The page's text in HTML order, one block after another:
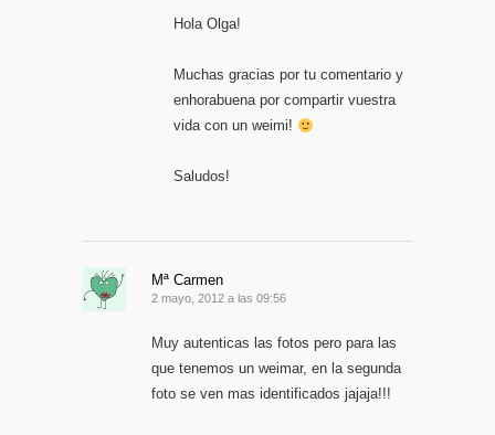
Hola Olga!
Muchas gracias por tu comentario y
enhorabuena por compartir vuestra
vida con un weimi!
Saludos!
Mª Carmen
2 mayo, 2012 a las 09:56
Muy autenticas las fotos pero para las
que tenemos un weimar, en la segunda
foto se ven mas identificados jajaja!!!